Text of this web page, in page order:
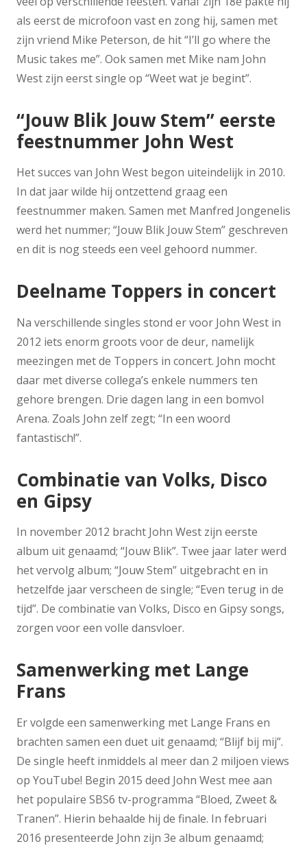
als eerst de microfoon vast en zong hij, samen met
zijn vriend Mike Peterson, de hit “I’ll go where the
Music takes me”. Ook samen met Mike nam John
West zijn eerst single op “Weet wat je begint”.
“Jouw Blik Jouw Stem” eerste
feestnummer John West
Het succes van John West begon uiteindelijk in 2010.
In dat jaar wilde hij ontzettend graag een
feestnummer maken. Samen met Manfred Jongenelis
werd het nummer; “Jouw Blik Jouw Stem” geschreven
en dit is nog steeds een veel gehoord nummer.
Deelname Toppers in concert
Na verschillende singles stond er voor John West in
2012 iets enorm groots voor de deur, namelijk
meezingen met de Toppers in concert. John mocht
daar met diverse collega’s enkele nummers ten
gehore brengen. Drie dagen lang in een bomvol
Arena. Zoals John zelf zegt; “In een woord
fantastisch!”.
Combinatie van Volks, Disco
en Gipsy
In november 2012 bracht John West zijn eerste
album uit genaamd; “Jouw Blik”. Twee jaar later werd
het vervolg album; “Jouw Stem” uitgebracht en in
hetzelfde jaar verscheen de single; “Even terug in de
tijd”. De combinatie van Volks, Disco en Gipsy songs,
zorgen voor een volle dansvloer.
Samenwerking met Lange
Frans
Er volgde een samenwerking met Lange Frans en
brachten samen een duet uit genaamd; “Blijf bij mij”.
De single heeft inmiddels al meer dan 2 miljoen views
op YouTube! Begin 2015 deed John West mee aan
het populaire SBS6 tv-programma “Bloed, Zweet &
Tranen”. Hierin behaalde hij de finale. In februari
2016 presenteerde John zijn 3e album genaamd;